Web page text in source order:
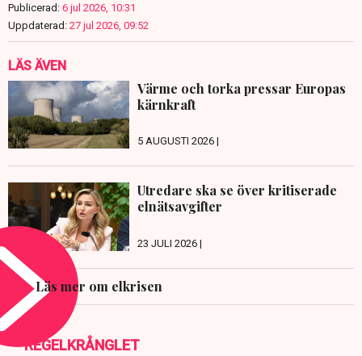
Publicerad: 6 jul 2026, 10:31
Uppdaterad: 27 jul 2026, 09:52
LÄS ÄVEN
Värme och torka pressar Europas
kärnkraft
5 AUGUSTI 2026 |
Utredare ska se över kritiserade
elnätsavgifter
23 JULI 2026 |
Läs mer om elkrisen
REGELKRÅNGLET